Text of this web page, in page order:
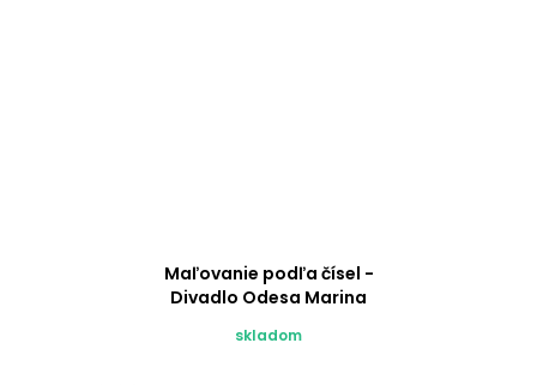
Maľovanie podľa čísel -
Divadlo Odesa Marina
skladom